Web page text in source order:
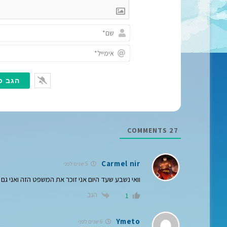
27
Carmel nir 5 שנים לפני
וואי נשבע שעד היום אני זוכר את המשפט הזה ואני
1 הגב
Ymeto